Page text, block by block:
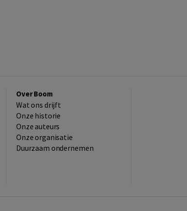
Over Boom
Wat ons drijft
Onze historie
Onze auteurs
Onze organisatie
Duurzaam ondernemen